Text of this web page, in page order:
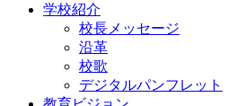
学校紹介
校長メッセージ
沿革
校歌
デジタルパンフレット